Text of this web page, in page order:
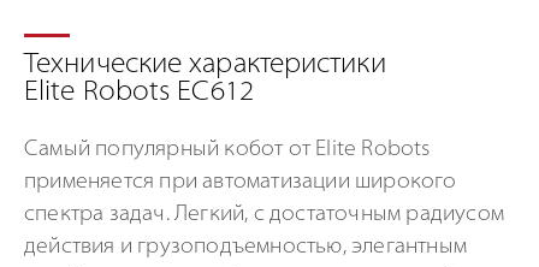
Технические характеристики
Elite Robots EC612
Самый популярный кобот от Elite Robots
применяется при автоматизации широкого
спектра задач. Легкий, с достаточным радиусом
действия и грузоподъемностью, элегантным